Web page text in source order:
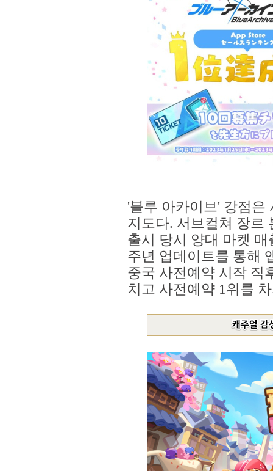
'블루 아카이브' 강점은
지도다. 서브컬쳐 장르
출시 당시 양대 마켓
주년 업데이트를 통해
중국 사전예약 시작 직
치고 사전예약 1위를